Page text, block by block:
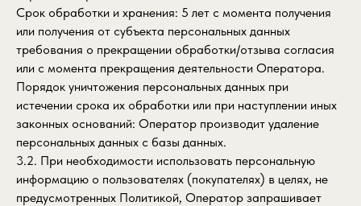
Срок обработки и хранения: 5 лет с момента получения
или получения от субъекта персональных данных
требования о прекращении обработки/отзыва согласия
или с момента прекращения деятельности Оператора.
Порядок уничтожения персональных данных при
истечении срока их обработки или при наступлении иных
законных оснований: Оператор производит удаление
персональных данных с базы данных.
3.2. При необходимости использовать персональную
информацию о пользователях (покупателях) в целях, не
предусмотренных Политикой, Оператор запрашивает